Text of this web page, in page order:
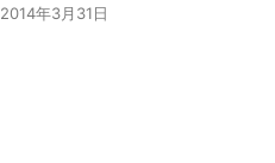
2014年3月31日